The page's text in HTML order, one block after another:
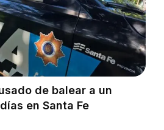
de balear a un
en Santa Fe